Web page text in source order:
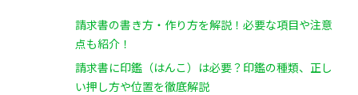
請求書の書き方・作り方を解説！必要な項目や注意
点も紹介！
請求書に印鑑（はんこ）は必要？印鑑の種類、正し
い押し方や位置を徹底解説